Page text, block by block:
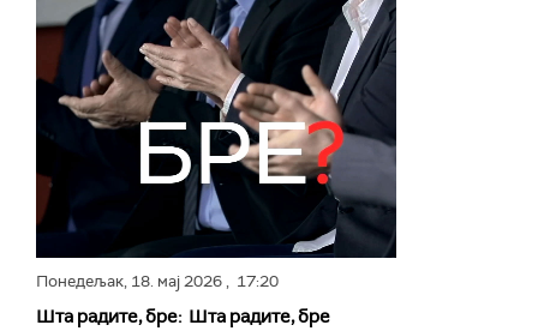
Понедељак, 18. мај 2026, 17:20
Шта радите, бре: Шта радите, бре